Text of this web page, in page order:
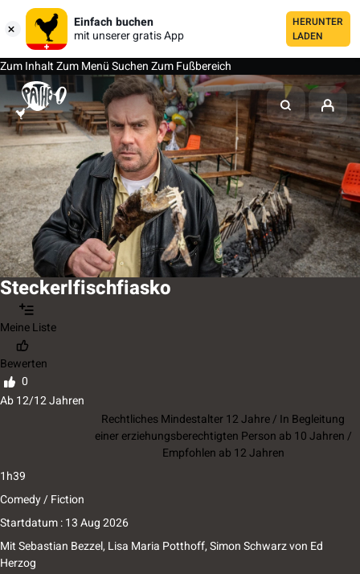
Einfach buchen
mit unserer gratis App
HERUNTER
LADEN
Zum InhaltZum MenüSuchenZum Fußbereich
Steckerlfischfiasko
Meine Liste
Bewerten
0
Ab 12/12 Jahren
Rechtliches Mindestalter 12 Jahre / In Begleitung
einer erziehungsberechtigten Person ab 10 Jahren /
Empfohlen ab 12 Jahren
1h39
Comedy / Fiction
Startdatum : 13 Aug 2026
MitSebastian Bezzel, Lisa Maria Potthoff,Simon Schwarzvon Ed
Herzog